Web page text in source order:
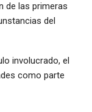
de las primeras
del
involucrado, el
como parte